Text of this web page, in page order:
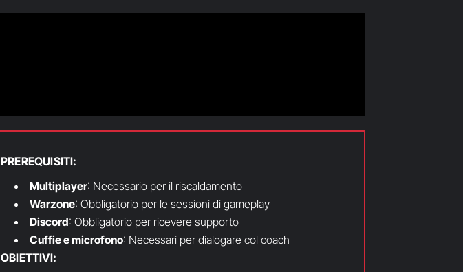
PREREQUISITI:
Multiplayer: Necessario per il riscaldamento
Warzone: Obbligatorio per le sessioni di gameplay
Discord: Obbligatorio per ricevere supporto
Cuffie e microfono: Necessari per dialogare col coach
OBIETTIVI: